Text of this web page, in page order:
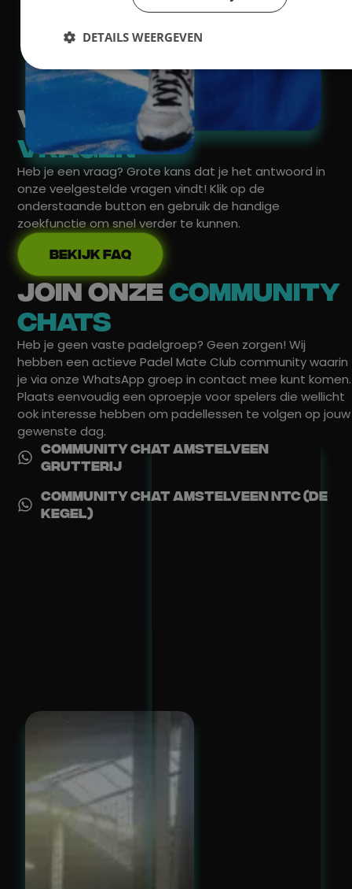
Veelgestelde
vragen
Heb je een vraag? Grote kans dat je het antwoord in
onze veelgestelde vragen vindt! Klik op de
onderstaande button en gebruik de handige
zoekfunctie om snel verder te kunnen.
Bekijk faq
Join onzecommunity
chats
Heb je geen vaste padelgroep? Geen zorgen! Wij
hebben een actieve Padel Mate Club community waarin
je via onze WhatsApp groep in contact mee kunt komen.
Plaats eenvoudig een oproepje voor spelers die wellicht
ook interesse hebben om padellessen te volgen op jouw
gewenste dag.
Community chat amstelveen
Grutterij
Community chat amstelveen NTC (De
Kegel)
DETAILS WEERGEVEN